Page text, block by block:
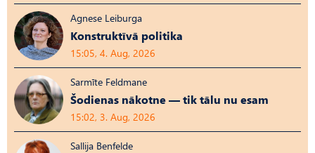
Agnese Leiburga
Konstruktīvā politika
15:05, 4. Aug, 2026
Sarmīte Feldmane
Šodienas nākotne — tik tālu nu esam
15:02, 3. Aug, 2026
Sallija Benfelde